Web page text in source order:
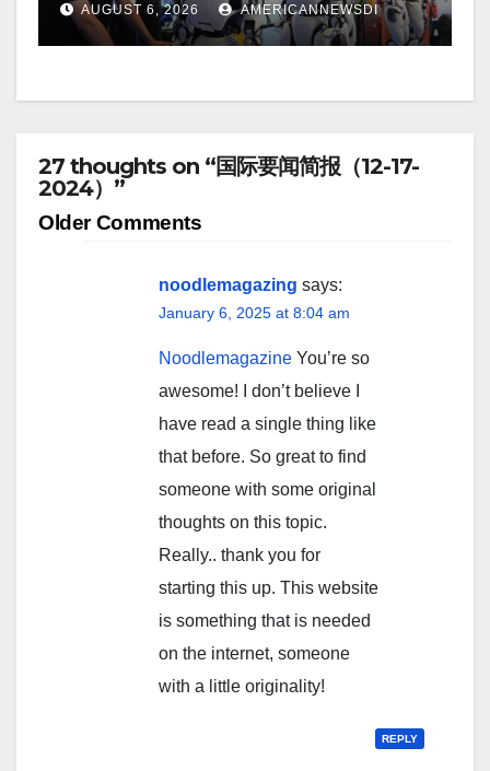
AUGUST 6, 2026 AMERICANNEWSDI
27 thoughts on “国际要闻简报（12-17-
2024）”
Comment
Older Comments
noodlemagazing says:
January 6, 2025 at 8:04 am
Noodlemagazine You’re so
awesome! I don’t believe I
have read a single thing like
that before. So great to find
someone with some original
thoughts on this topic.
Really.. thank you for
starting this up. This website
is something that is needed
on the internet, someone
with a little originality!
REPLY